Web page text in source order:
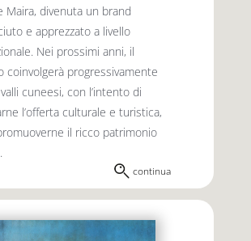
Maira, divenuta un brand
e apprezzato a livello
Nei prossimi anni, il
coinvolgerà progressivamente
cuneesi, con l’intento di
l’offerta culturale e turistica,
il ricco patrimonio
continua